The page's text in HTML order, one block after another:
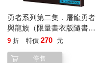
勇者系列第二集．屠龍勇者
與龍族（限量書衣版隨書贈
送特典版書衣）
9 折 特價 270 元
停售